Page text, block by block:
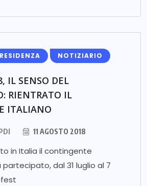
NOTIZIARIO
IL SENSO DEL
RIENTRATO IL
ITALIANO
11 AGOSTO 2018
in Italia il contingente
partecipato, dal 31 luglio al 7